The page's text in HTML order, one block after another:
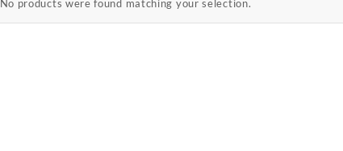
No products were found matching your selection.